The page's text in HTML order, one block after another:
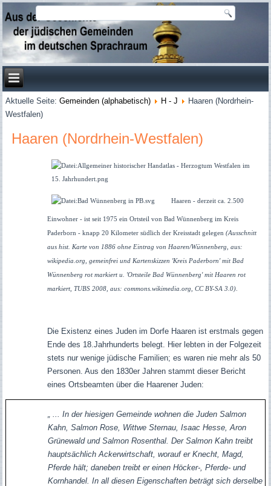
Aktuelle Seite:Gemeinden (alphabetisch) H - J
Haaren (Nordrhein-
Westfalen)
Haaren (Nordrhein-Westfalen)
Haaren - derzeit ca. 2.500
Einwohner - ist seit 1975 ein Ortsteil von Bad Wünnenberg im Kreis
Paderborn - knapp 20 Kilometer südlich der Kreisstadt gelegen (Ausschnitt
aus hist. Karte von 1886 ohne Eintrag von Haaren/Wünnenberg, aus:
wikipedia.org, gemeinfrei und Kartenskizzen 'Kreis Paderborn' mit Bad
Wünnenberg rot markiert u. 'Ortsteile Bad Wünnenberg' mit Haaren rot
markiert, TUBS 2008, aus: commons.wikimedia.org, CC BY-SA 3.0).
Die Existenz eines Juden im Dorfe Haaren ist erstmals gegen
Ende des 18.Jahrhunderts belegt. Hier lebten in der Folgezeit
stets nur wenige jüdische Familien; es waren nie mehr als 50
Personen. Aus den 1830er Jahren stammt dieser Bericht
eines Ortsbeamten über die Haarener Juden:
„ ... In der hiesigen Gemeinde wohnen die Juden Salmon
Kahn, Salmon Rose, Wittwe Sternau, Isaac Hesse, Aron
Grünewald und Salmon Rosenthal. Der Salmon Kahn treibt
hauptsächlich Ackerwirtschaft, worauf er Knecht, Magd,
Pferde hält; daneben treibt er einen Höcker-, Pferde- und
Kornhandel. In all diesen Eigenschaften beträgt sich derselbe